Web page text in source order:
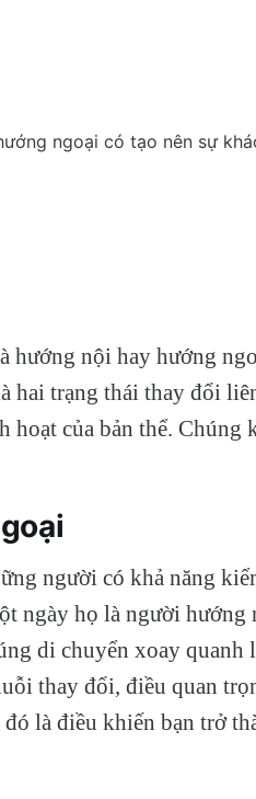
hướng nội hay hướng
hai trạng thái thay đổi
của bản thể. Chúng
người có khả năng
ngày họ là người hướng
di chuyển xoay quanh
thay đổi, điều quan
là điều khiến bạn trở